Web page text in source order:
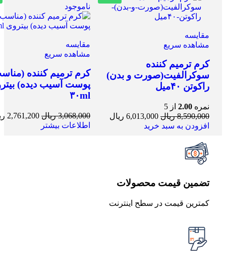
مقایسه
مشاهده سریع
کرم ترمیم کننده
سوکرالفیت(صورت و بدن)
راکوتن ۴۰میل
نمره 2.00 از 5
8,590,000 ریال 6,013,000 ریال
افزودن به سبد خرید
ناموجود
مقایسه
مشاهده سریع
کرم ترمیم کننده
پوست آسیب دیده)
۳۰ml
3,068,000 ریال 2,761,200
اطلاعات بیشتر
تضمین قیمت محصولات
کمترین قیمت در سطح اینترنت